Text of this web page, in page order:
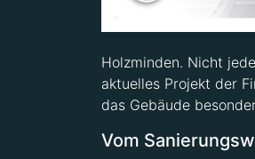
Holzminden. Nicht
aktuelles Projekt der
das Gebäude
Vom